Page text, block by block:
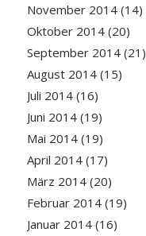
November 2014(14)
Oktober 2014(20)
September 2014(21)
August 2014(15)
Juli 2014(16)
Juni 2014(19)
Mai 2014(19)
April 2014(17)
März 2014(20)
Februar 2014(19)
Januar 2014(16)